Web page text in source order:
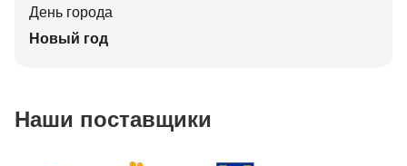
День города
Новый год
Наши поставщики